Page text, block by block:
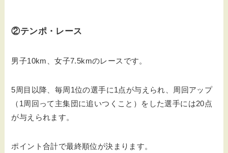
②テンポ・レース
男子10km、女子7.5kmのレースです。
5周目以降、毎周1位の選手に1点が与えられ、周回アップ
（1周回って主集団に追いつくこと）をした選手には20点
が与えられます。
ポイント合計で最終順位が決まります。